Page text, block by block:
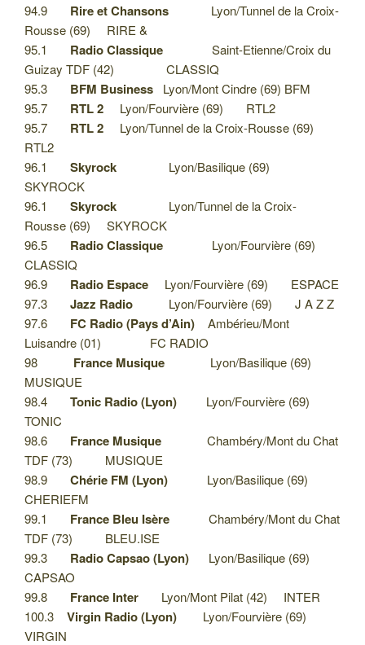
94.9 Rire et Chansons Lyon/Tunnel de la Croix-
Rousse (69) RIRE &
95.1 Radio Classique Saint-Etienne/Croix du
Guizay TDF (42) CLASSIQ
95.3 BFM Business Lyon/Mont Cindre (69) BFM
95.7 RTL 2 Lyon/Fourvière (69) RTL2
95.7 RTL 2 Lyon/Tunnel de la Croix-Rousse (69)
RTL2
96.1 Skyrock Lyon/Basilique (69)
SKYROCK
96.1 Skyrock Lyon/Tunnel de la Croix-
Rousse (69) SKYROCK
96.5 Radio Classique Lyon/Fourvière (69)
CLASSIQ
96.9 Radio Espace Lyon/Fourvière (69) ESPACE
97.3 Jazz Radio Lyon/Fourvière (69) J A Z Z
97.6 FC Radio (Pays d’Ain) Ambérieu/Mont
Luisandre (01) FC RADIO
98 France Musique Lyon/Basilique (69)
MUSIQUE
98.4 Tonic Radio (Lyon) Lyon/Fourvière (69)
TONIC
98.6 France Musique Chambéry/Mont du Chat
TDF (73) MUSIQUE
98.9 Chérie FM (Lyon) Lyon/Basilique (69)
CHERIEFM
99.1 France Bleu Isère Chambéry/Mont du Chat
TDF (73) BLEU.ISE
99.3 Radio Capsao (Lyon) Lyon/Basilique (69)
CAPSAO
99.8 France Inter Lyon/Mont Pilat (42) INTER
100.3 Virgin Radio (Lyon) Lyon/Fourvière (69)
VIRGIN